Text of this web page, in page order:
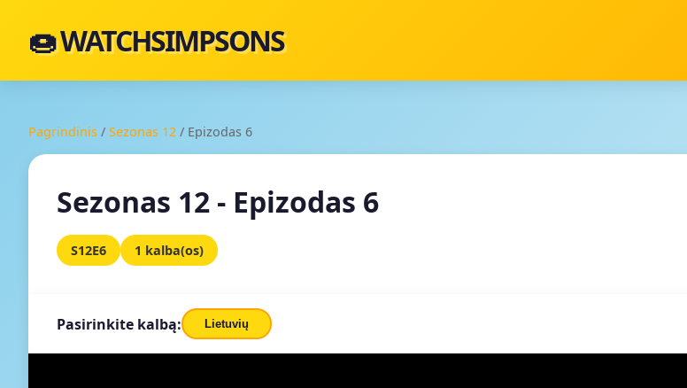
🍩 WATCHSIMPSONS
Pagrindinis / Sezonas 12 / Epizodas 6
Sezonas 12 - Epizodas 6
S12E6 1 kalba(os)
Pasirinkite kalbą: Lietuvių